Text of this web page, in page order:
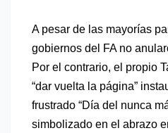
A pesar de las mayorías
gobiernos del FA no
Por el contrario, el propio
“dar vuelta la página”
frustrado “Día del nunca
simbolizado en el abrazo